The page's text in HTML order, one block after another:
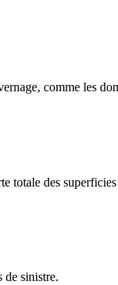
comme les
totale des
de sinistre.